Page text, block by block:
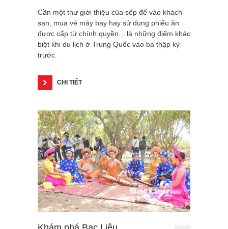
Cần một thư giới thiệu của sếp để vào khách
sạn, mua vé máy bay hay sử dụng phiếu ăn
được cấp từ chính quyền... là những điểm khác
biệt khi du lịch ở Trung Quốc vào ba thập kỷ
trước.
CHI TIẾT